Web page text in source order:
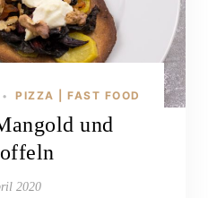
• PIZZA | FAST FOOD
und
2020